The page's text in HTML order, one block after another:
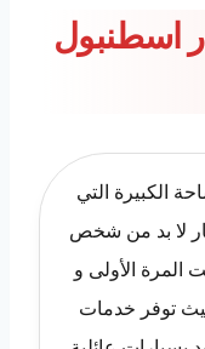
اسطنبول
الكبيرة التي
لا بد من شخص
المرة الأولى و
توفر خدمات